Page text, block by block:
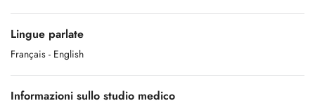
Lingue parlate
Français - English
Informazioni sullo studio medico